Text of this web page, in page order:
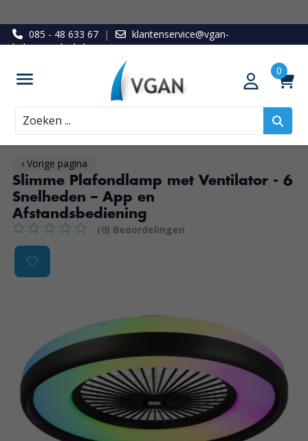
085 - 48 633 67 |
klantenservice@vgan-
ledenvoordeel.nl
Zoeken
‹ Vorige pagina
Slimme Plafondlamp met Ventilator - 6
Snelheden – App en
Afstandsbediening
De beoordeling van dit product is0van de 5
(0) Beoordelingen
Product image slideshow Items